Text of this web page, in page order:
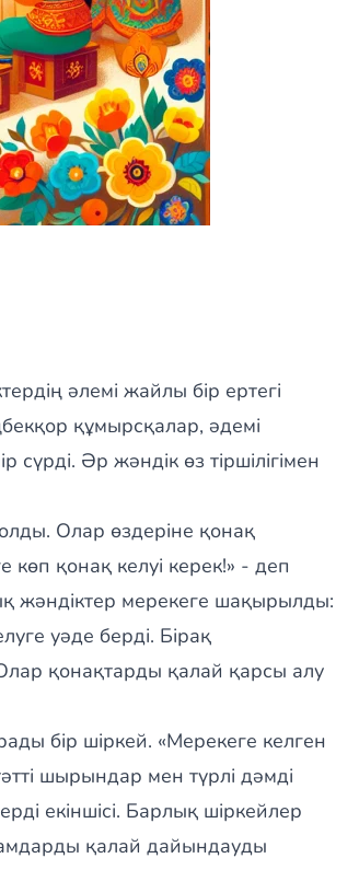
әлемі жайлы бір ертегі
құмырсқалар, әдемі
Әр жәндік өз тіршілігімен
Олар өздеріне қонақ
көп қонақ келуі керек!» - деп
жәндіктер мерекеге шақырылды:
уәде берді. Бірақ
қонақтарды қалай қарсы алу
бір шіркей. «Мерекеге келген
шырындар мен түрлі дәмді
екіншісі. Барлық шіркейлер
қалай дайындауды